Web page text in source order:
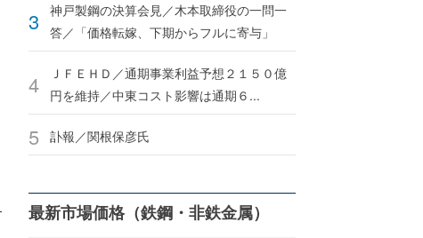
神戸製鋼の決算会見／木本取締役の一問一
答／「価格転嫁、下期からフルに寄与」
ＪＦＥＨＤ／通期事業利益予想２１５０億
円を維持／中東コスト影響は通期６...
訃報／関根保彦氏
最新市場価格（鉄鋼・非鉄金属）